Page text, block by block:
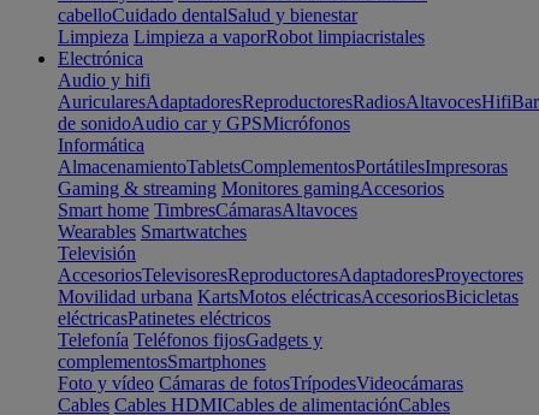
cabelloCuidado dentalSalud y bienestar
Limpieza Limpieza a vaporRobot limpiacristales
Electrónica
Audio y hifi
AuricularesAdaptadoresReproductoresRadiosAltavocesHifi
de sonidoAudio car y GPSMicrófonos
Informática
AlmacenamientoTabletsComplementosPortátilesImpresoras
Gaming & streaming Monitores gamingAccesorios
Smart home TimbresCámarasAltavoces
Wearables Smartwatches
Televisión
AccesoriosTelevisoresReproductoresAdaptadoresProyectores
Movilidad urbana KartsMotos eléctricasAccesoriosBicicletas
eléctricasPatinetes eléctricos
Telefonía Teléfonos fijosGadgets y
complementosSmartphones
Foto y vídeo Cámaras de fotosTrípodesVideocámaras
Cables Cables HDMICables de alimentaciónCables